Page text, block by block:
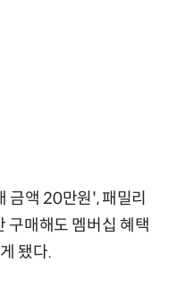
금액 20만원', 패밀리
구매해도 멤버십 혜택
됐다.